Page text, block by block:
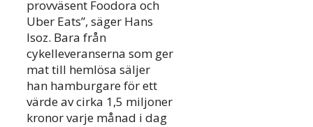
provväsent Foodora och
Uber Eats”, säger Hans
Isoz. Bara från
cykelleveranserna som ger
mat till hemlösa säljer
han hamburgare för ett
värde av cirka 1,5 miljoner
kronor varje månad i dag